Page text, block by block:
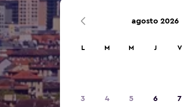
agosto 2026
L M M J V
3 4 5 6 7